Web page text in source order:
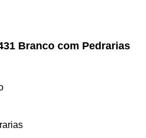
Branco com Pedrarias